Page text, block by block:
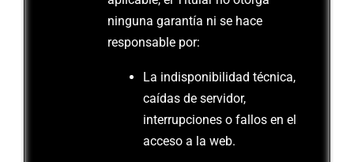
ninguna garantía ni se hace
responsable por:
La indisponibilidad técnica,
caídas de servidor,
interrupciones o fallos en el
acceso a la web.